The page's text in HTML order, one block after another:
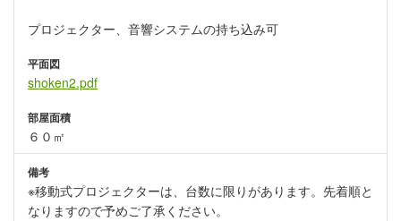
プロジェクター、音響システムの持ち込み可
平面図
shoken2.pdf
部屋面積
６０㎡
備考
※移動式プロジェクターは、台数に限りがあります。先着順と
なりますので予めご了承ください。